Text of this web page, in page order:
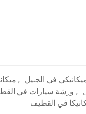
في الجبيل , ميكان
, ورشة سيارات في القط
في القطيف